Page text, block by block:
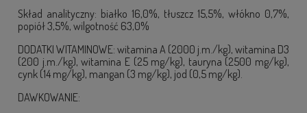
Skład analityczny: białko 16,0%, tłuszcz 15,5%, włókno 0,7%,
popiół 3,5%, wilgotność 63,0%
DODATKI WITAMINOWE: witamina A (2000 j.m./kg), witamina D3
(200 j.m./kg), witamina E (25 mg/kg), tauryna (2500 mg/kg),
cynk (14 mg/kg), mangan (3 mg/kg), jod (0,5 mg/kg).
DAWKOWANIE: